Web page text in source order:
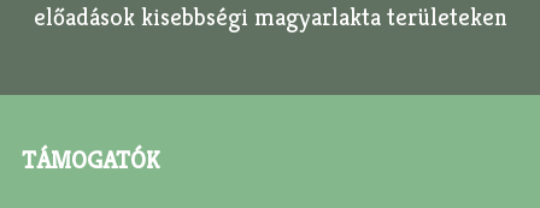
előadások kisebbségi magyarlakta területeken
TÁMOGATÓK